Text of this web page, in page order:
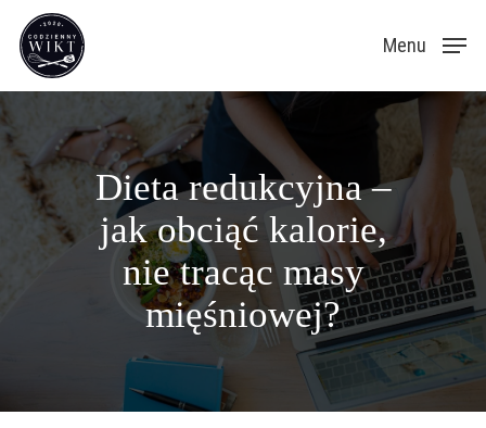
Skip
main
content
Menu
Dieta redukcyjna –
jak obciąć kalorie,
nie tracąc masy
mięśniowej?